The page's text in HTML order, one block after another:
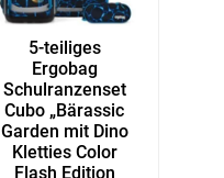
5-teiliges
Ergobag
Schulranzenset
Cubo „Bärassic
Garden mit Dino
Kletties Color
Flash Edition